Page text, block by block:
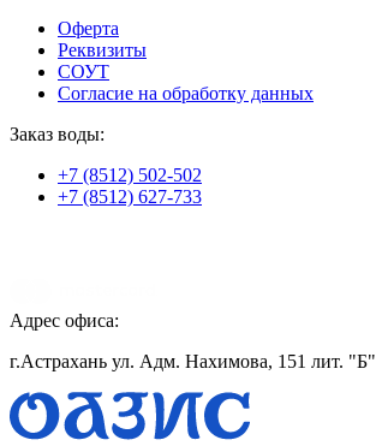
Оферта
Реквизиты
СОУТ
Согласие на обработку данных
Заказ воды:
+7 (8512) 502-502
+7 (8512) 627-733
Адрес офиса:
г.Астрахань ул. Адм. Нахимова, 151 лит. "Б"